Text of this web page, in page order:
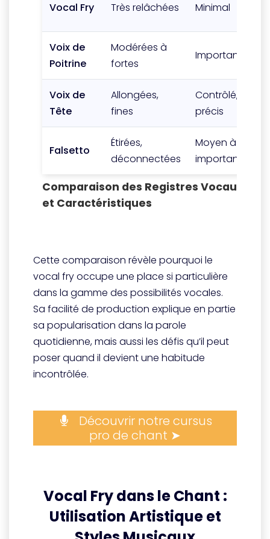
Comparaison des Registres Vocaux :
et Caractéristiques
Vocal Fry Très relâchées Minimal
Voix de
Poitrine
Modérées à
fortes
Important
Voix de
Tête
Allongées,
fines
Contrôlé,
précis
Falsetto
Étirées,
déconnectées
Moyen à
important
Cette comparaison révèle pourquoi le
vocal fry occupe une place si particulière
dans la gamme des possibilités vocales.
Sa facilité de production explique en partie
sa popularisation dans la parole
quotidienne, mais aussi les défis qu’il peut
poser quand il devient une habitude
incontrôlée.
Découvrir notre cursus
pro de chant ➤
Vocal Fry dans le Chant :
Utilisation Artistique et